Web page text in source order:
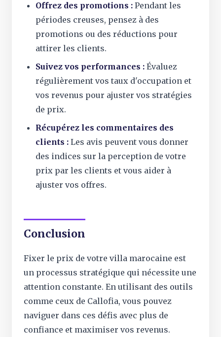
Offrez des promotions : Pendant les
périodes creuses, pensez à des
promotions ou des réductions pour
attirer les clients.
Suivez vos performances : Évaluez
régulièrement vos taux d'occupation et
vos revenus pour ajuster vos stratégies
de prix.
Récupérez les commentaires des
clients : Les avis peuvent vous donner
des indices sur la perception de votre
prix par les clients et vous aider à
ajuster vos offres.
Conclusion
Fixer le prix de votre villa marocaine est
un processus stratégique qui nécessite une
attention constante. En utilisant des outils
comme ceux de Callofia, vous pouvez
naviguer dans ces défis avec plus de
confiance et maximiser vos revenus.